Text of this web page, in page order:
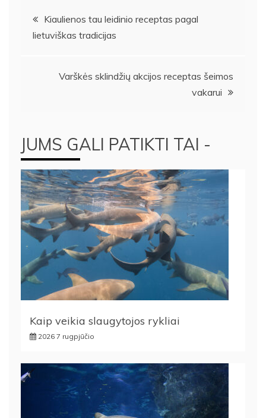
Navigacija
tarp
Kiaulienos tau leidinio receptas pagal
lietuviškas tradicijas
Varškės sklindžių akcijos receptas šeimos
vakarui
JUMS GALI PATIKTI TAI -
Kaip veikia slaugytojos rykliai
2026 7 rugpjūčio